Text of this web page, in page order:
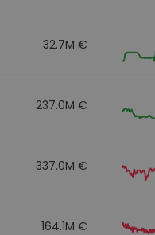
32.7M €
237.0M €
337.0M €
164.1M €